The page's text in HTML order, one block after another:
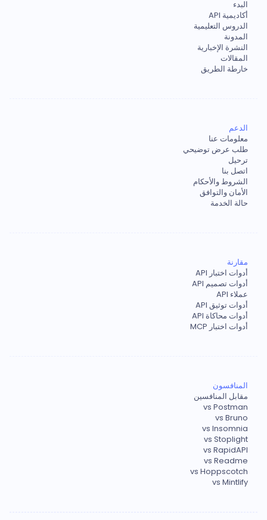
البدء
أكاديمية API
الدروس التعليمية
المدونة
النشرة الإخبارية
المقالات
خارطة الطريق
الدعم
معلومات عنا
طلب عرض توضيحي
ترحيل
اتصل بنا
الشروط والأحكام
الأمان والتوافق
حالة الخدمة
مقارنة
أدوات اختبار API
أدوات تصميم API
عملاء API
أدوات توثيق API
أدوات محاكاة API
أدوات اختبار MCP
المنافسون
مقابل المنافسين
vs Postman
vs Bruno
vs Insomnia
vs Stoplight
vs RapidAPI
vs Readme
vs Hoppscotch
vs Mintlify